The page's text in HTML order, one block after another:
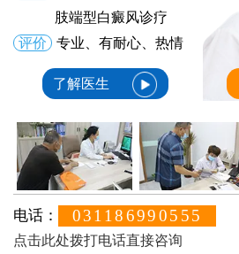
肢端型白癜风诊疗
评价
专业、有耐心、热情
了解医生
电话： 031186990555
点击此处拨打电话直接咨询